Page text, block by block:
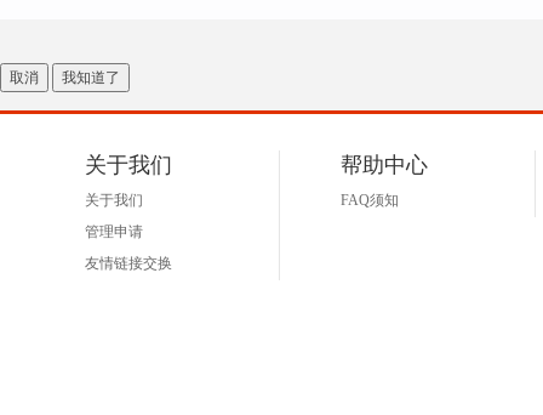
取消 我知道了
关于我们
关于我们
管理申请
友情链接交换
帮助中心
FAQ须知